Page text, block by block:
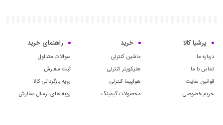
پرشیا کالا
درباره ما
تماس با ما
قوانین سایت
حریم خصوصی
خرید
ماشین کنترلی
هلیکوپتر کنترلی
هواپیما کنترلی
محصولات گیمینگ
راهنمای خرید
سوالات متداول
ثبت سفارش
رویه بازگردانی کالا
رویه های ارسال سفارش